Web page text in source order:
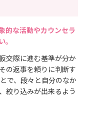
的な活動やカウンセラ
交際に進む基準が分か
の返事を頼りに判断す
で、段々と自分のなか
絞り込みが出来るよう